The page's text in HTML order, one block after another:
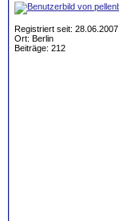
Registriert seit: 28.06.2007
Ort: Berlin
Beiträge: 212